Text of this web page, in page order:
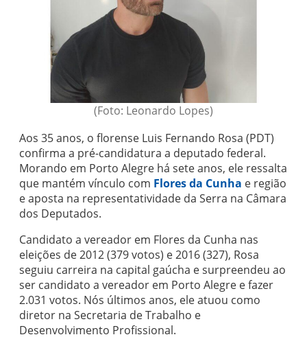
(Foto: Leonardo Lopes)
Aos 35 anos, o florense Luis Fernando Rosa (PDT)
confirma a pré-candidatura a deputado federal.
Morando em Porto Alegre há sete anos, ele ressalta
que mantém vínculo com Flores da Cunha e região
e aposta na representatividade da Serra na Câmara
dos Deputados.
Candidato a vereador em Flores da Cunha nas
eleições de 2012 (379 votos) e 2016 (327), Rosa
seguiu carreira na capital gaúcha e surpreendeu ao
ser candidato a vereador em Porto Alegre e fazer
2.031 votos. Nós últimos anos, ele atuou como
diretor na Secretaria de Trabalho e
Desenvolvimento Profissional.